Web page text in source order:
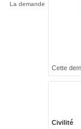
La demande
Civilité